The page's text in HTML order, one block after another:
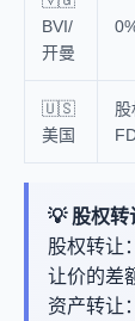
BVI/
开曼
🇺🇸
美国
💡 股权转
股权转让
让价的差
资产转让